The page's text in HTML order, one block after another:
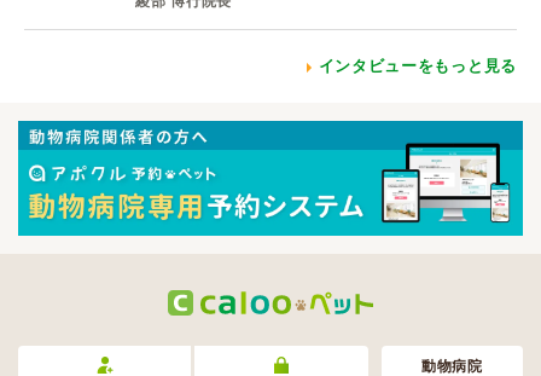
インタビューをもっと見る
動物病院